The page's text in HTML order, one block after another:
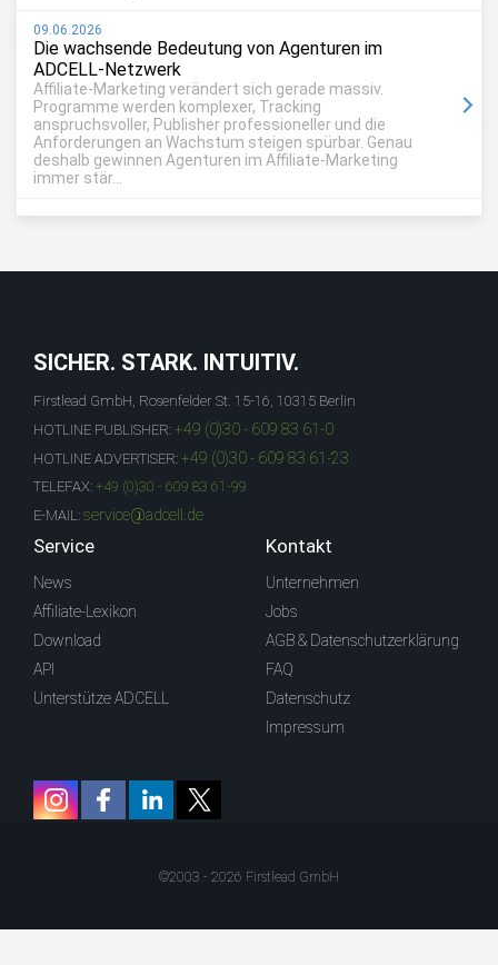
09.06.2026
Die wachsende Bedeutung von Agenturen im
ADCELL-Netzwerk
Affiliate-Marketing verändert sich gerade massiv.
Programme werden komplexer, Tracking
anspruchsvoller, Publisher professioneller und die
Anforderungen an Wachstum steigen spürbar. Genau
deshalb gewinnen Agenturen im Affiliate-Marketing
immer stär...
SICHER. STARK. INTUITIV.
Firstlead GmbH, Rosenfelder St. 15-16, 10315 Berlin
HOTLINE PUBLISHER: +49 (0)30 - 609 83 61-0
HOTLINE ADVERTISER: +49 (0)30 - 609 83 61-23
TELEFAX: +49 (0)30 - 609 83 61-99
E-MAIL: service@adcell.de
Service
News
Affiliate-Lexikon
Download
API
Unterstütze ADCELL
Kontakt
Unternehmen
Jobs
AGB & Datenschutzerklärung
FAQ
Datenschutz
Impressum
©2003 - 2026 Firstlead GmbH